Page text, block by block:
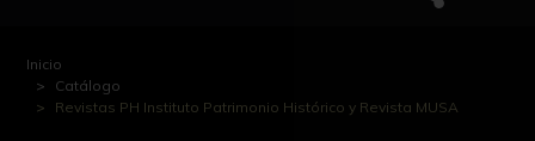
Inicio
Catálogo
Revistas PH Instituto Patrimonio Histórico y Revista MUSA